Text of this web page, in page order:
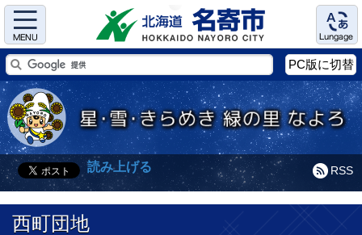
Menu Language
PC版に切替
RSS
読み上げる
西町団地